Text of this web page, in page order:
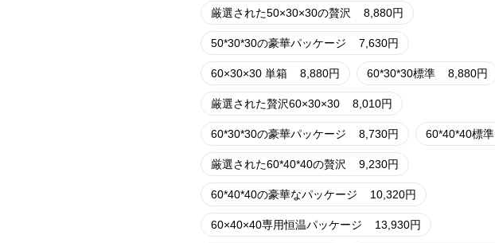
厳選された50×30×30の贅沢 8,880円
50*30*30の豪華パッケージ 7,630円
60×30×30 単箱 8,880円 60*30*30標準 8,880円
厳選された贅沢60×30×30 8,010円
60*30*30の豪華パッケージ 8,730円 60*40*40標準
厳選された60*40*40の贅沢 9,230円
60*40*40の豪華なパッケージ 10,320円
60×40×40専用恒温パッケージ 13,930円